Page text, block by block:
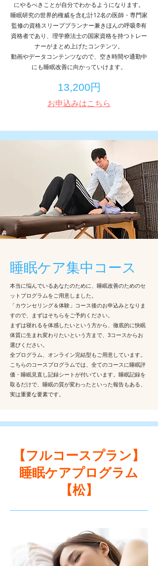
にやるべきことが自分でわかるようになります。
睡眠研究の世界的権威を含む計12名の医師・専門家
監修の資格スリーププランナー兼きほんの呼吸®有
資格者であり、理学療法士の国家資格を持つトレー
ナーがまとめ上げたコンテンツ。
​動画やデータコンテンツなので、空き時間や通勤中
にも睡眠改善に向かっていけます。
​13,200円
​お申込みはこちら
​睡眠ケア集中コース
本当に悩んでいるあなたのために、睡眠改善のためのセ
ットプログラムをご用意しました。
​「カウンセリング＆体験」コース後のお申込みとなりま
すので、まずはそちらをご予約ください。
​まずは寝れるを体感したいという方から、徹底的に快眠
体質に生まれ変わりたいという方まで、3コースからお
選びください。
​全プログラム、オンライン完結型もご用意しています。
​こちらのコースプログラムでは、全てのコースに睡眠評
価・睡眠見直し記録シートが付いています。睡眠記録を
取るだけで、睡眠の質が変わったといった報告もある、
実は重要な要素です。
​【フルコースプラン】
​睡眠ケアプログラム
【松】